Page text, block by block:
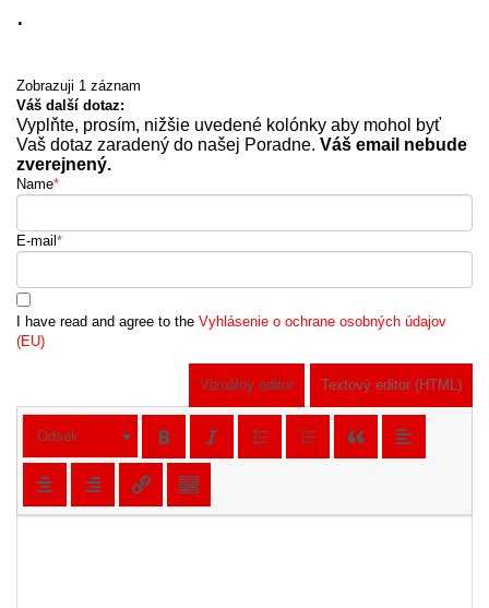
.
Zobrazuji 1 záznam
Váš další dotaz:
Vyplňte, prosím, nižšie uvedené kolónky aby mohol byť
Vaš dotaz zaradený do našej Poradne. Váš email nebude
zverejnený.
Name*
E-mail *
I have read and agree to the Vyhlásenie o ochrane osobných údajov
(EU)
Vizuálny editor Textový editor (HTML)
Odsek